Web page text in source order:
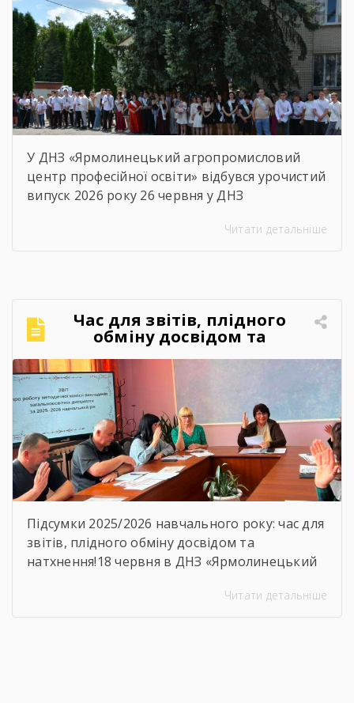
освіти відповідно до […]
У ДНЗ «Ярмолинецький агропромисловий
центр професійної освіти» відбувся урочистий
випуск 2026 року 26 червня у ДНЗ
професійної освіти» відбулися урочистості з
кваліфікованих фахівців вирушила у
самостійне професійне […]
Читати детальніше
Час для звітів, плідного
обміну досвідом та
натхнення!
Підсумки 2025/2026 навчального року: час для
звітів, плідного обміну досвідом та
натхнення!18 червня в ДНЗ «Ярмолинецький
відбулося засідання методичної комісіїЧитати детальніше